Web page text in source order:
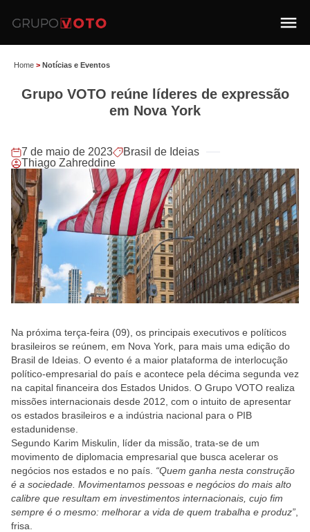
Home > Notícias e Eventos
Grupo VOTO reúne líderes de expressão
em Nova York
7 de maio de 2023
Brasil de Ideias
Thiago Zahreddine
Na próxima terça-feira (09), os principais executivos e políticos
brasileiros se reúnem, em Nova York, para mais uma edição do
Brasil de Ideias. O evento é a maior plataforma de interlocução
político-empresarial do país e acontece pela décima segunda vez
na capital financeira dos Estados Unidos. O Grupo VOTO realiza
missões internacionais desde 2012, com o intuito de apresentar
os estados brasileiros e a indústria nacional para o PIB
estadunidense.
Segundo Karim Miskulin, líder da missão, trata-se de um
movimento de diplomacia empresarial que busca acelerar os
negócios nos estados e no país. “Quem ganha nesta construção
é a sociedade. Movimentamos pessoas e negócios do mais alto
calibre que resultam em investimentos internacionais, cujo fim
sempre é o mesmo: melhorar a vida de quem trabalha e produz”
frisa.